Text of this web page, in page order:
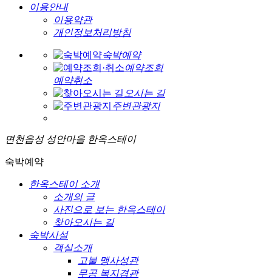
이용안내
이용약관
개인정보처리방침
숙박예약
예약조회
예약취소
오시는 길
주변관광지
면천읍성 성안마을 한옥스테이
숙박예약
한옥스테이 소개
소개의 글
사진으로 보는 한옥스테이
찾아오시는 길
숙박시설
객실소개
고불 맹사성관
무공 복지겸관